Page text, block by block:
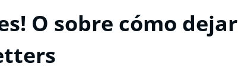
O sobre cómo dejar